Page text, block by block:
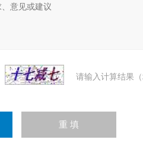
请输入计算结果